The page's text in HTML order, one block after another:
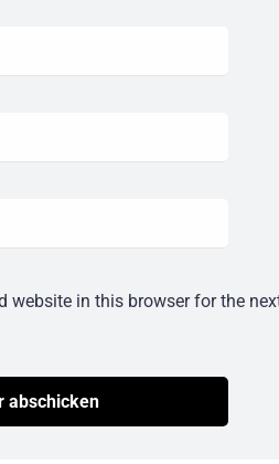
website in this browser for the